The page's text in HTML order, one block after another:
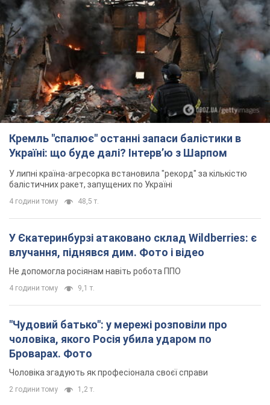
Кремль "спалює" останні запаси балістики в
Україні: що буде далі? Інтерв’ю з Шарпом
У липні країна-агресорка встановила "рекорд" за кількістю
балістичних ракет, запущених по Україні
4 години тому 48,5 т.
У Єкатеринбурзі атаковано склад Wildberries: є
влучання, піднявся дим. Фото і відео
Не допомогла росіянам навіть робота ППО
4 години тому 9,1 т.
"Чудовий батько": у мережі розповіли про
чоловіка, якого Росія убила ударом по
Броварах. Фото
Чоловіка згадують як професіонала своєї справи
2 години тому 1,2 т.